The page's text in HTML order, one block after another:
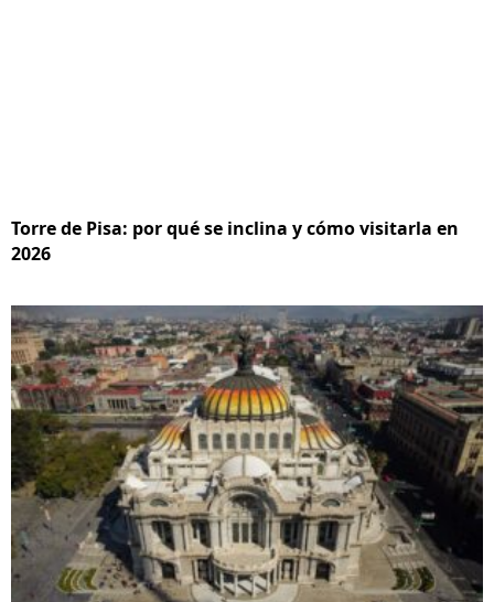
Torre de Pisa: por qué se inclina y cómo visitarla en
2026